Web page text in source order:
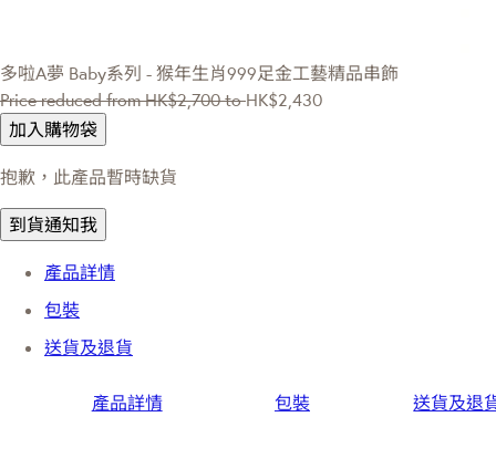
多啦A夢 Baby系列 - 猴年生肖999足金工藝精品串飾
Price reduced fromHK$2,700 toHK$2,430
加入購物袋
抱歉，此產品暫時缺貨
到貨通知我
產品詳情
包裝
送貨及退貨
產品詳情 包裝 送貨及退